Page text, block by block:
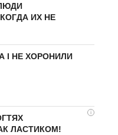
ИХ НЕ
I НЕ ХОРОНИЛИ
i
ЛАСТИКОМ!